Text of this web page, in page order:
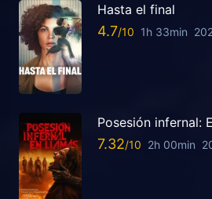
Hasta el final
4.7 1h 33min
Posesión infernal:
7.32 2h 00min